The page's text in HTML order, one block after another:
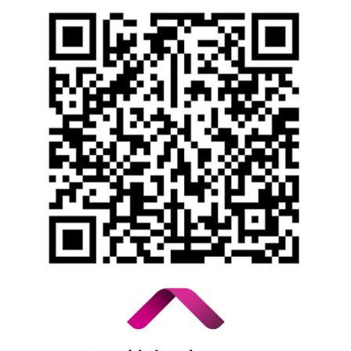
Yasal Duyurular
Bilgi Toplumu Hizmetleri
Kişisel Verilerin Korunması
YTM - Zamanaşımına Uğrayacak Emanet ve
Alacaklar
Kamuyu Aydınlatma Esaslarına İlişkin Duyuru